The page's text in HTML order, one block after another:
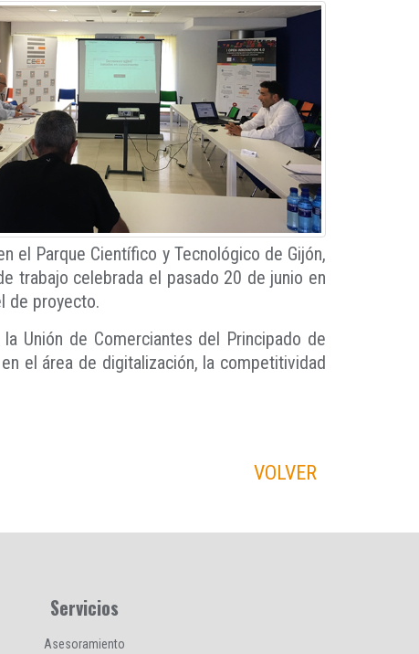
el Parque Científico y Tecnológico de Gijón,
trabajo celebrada el pasado 20 de junio en
de proyecto.
Unión de Comerciantes del Principado de
el área de digitalización, la competitividad
VOLVER
Servicios
Asesoramiento